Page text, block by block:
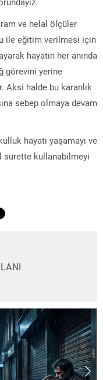
ve helal ölçüler
ile eğitim verilmesi için
hayatın her anında
görevini yerine
Aksi halde bu karanlık
sebep olmaya devam
hayatı yaşamayı ve
surette kullanabilmeyi